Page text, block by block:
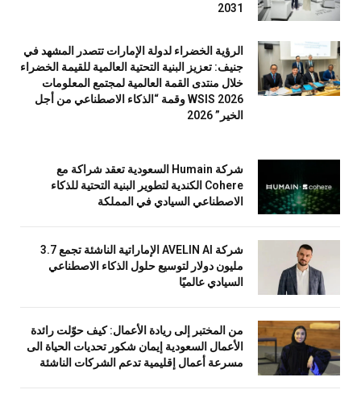
2031
الرؤية الخضراء لدولة الإمارات تتصدر المشهد في
جنيف: تعزيز البنية التحتية العالمية للقيمة الخضراء
خلال منتدى القمة العالمية لمجتمع المعلومات
WSIS 2026 وقمة “الذكاء الاصطناعي من أجل
الخير” 2026
شركة Humain السعودية تعقد شراكة مع
Cohere الكندية لتطوير البنية التحتية للذكاء
الاصطناعي السيادي في المملكة
شركة AVELIN AI الإماراتية الناشئة تجمع 3.7
مليون دولار لتوسيع حلول الذكاء الاصطناعي
السيادي عالميًا
من المختبر إلى ريادة الأعمال: كيف حوّلت رائدة
الأعمال السعودية إيمان شكور تحديات الحياة الى
مسرعة أعمال إقليمية تدعم الشركات الناشئة